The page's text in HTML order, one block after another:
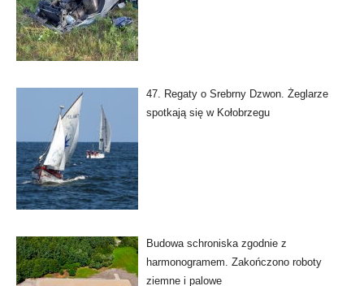
47. Regaty o Srebrny Dzwon. Żeglarze
spotkają się w Kołobrzegu
Budowa schroniska zgodnie z
harmonogramem. Zakończono roboty
ziemne i palowe